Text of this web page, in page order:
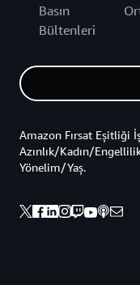
Basın
Bültenleri
Amazon Fırsat Eşitliği
Azınlık/Kadın/
Yönelim/Yaş.